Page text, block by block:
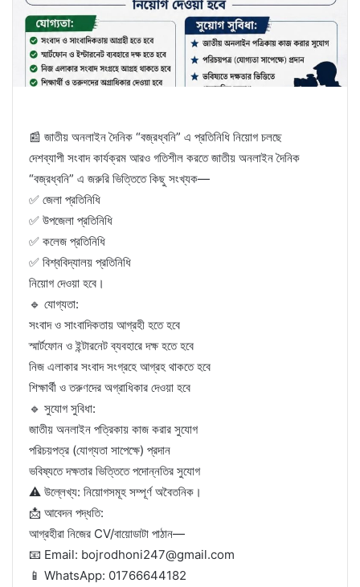
📰 জাতীয় অনলাইন দৈনিক “বজ্রধ্বনি” এ প্রতিনিধি নিয়োগ চলছে
দেশব্যাপী সংবাদ কার্যক্রম আরও গতিশীল করতে জাতীয় অনলাইন দৈনিক
“বজ্রধ্বনি” এ জরুরি ভিত্তিতে কিছু সংখ্যক—
✅ জেলা প্রতিনিধি
✅ উপজেলা প্রতিনিধি
✅ কলেজ প্রতিনিধি
✅ বিশ্ববিদ্যালয় প্রতিনিধি
নিয়োগ দেওয়া হবে।
🔹 যোগ্যতা:
সংবাদ ও সাংবাদিকতায় আগ্রহী হতে হবে
স্মার্টফোন ও ইন্টারনেট ব্যবহারে দক্ষ হতে হবে
নিজ এলাকার সংবাদ সংগ্রহে আগ্রহ থাকতে হবে
শিক্ষার্থী ও তরুণদের অগ্রাধিকার দেওয়া হবে
🔹 সুযোগ সুবিধা:
জাতীয় অনলাইন পত্রিকায় কাজ করার সুযোগ
পরিচয়পত্র (যোগ্যতা সাপেক্ষে) প্রদান
ভবিষ্যতে দক্ষতার ভিত্তিতে পদোন্নতির সুযোগ
⚠️ উল্লেখ্য: নিয়োগসমূহ সম্পূর্ণ অবৈতনিক।
📩 আবেদন পদ্ধতি:
আগ্রহীরা নিজের CV/বায়োডাটা পাঠান—
📧 Email: bojrodhoni247@gmail.com
📱 WhatsApp: 01766644182